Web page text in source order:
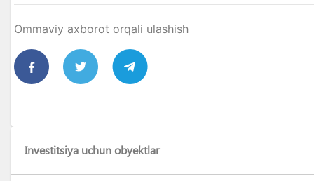
Ommaviy axborot orqali ulashish
Investitsiya uchun obyektlar